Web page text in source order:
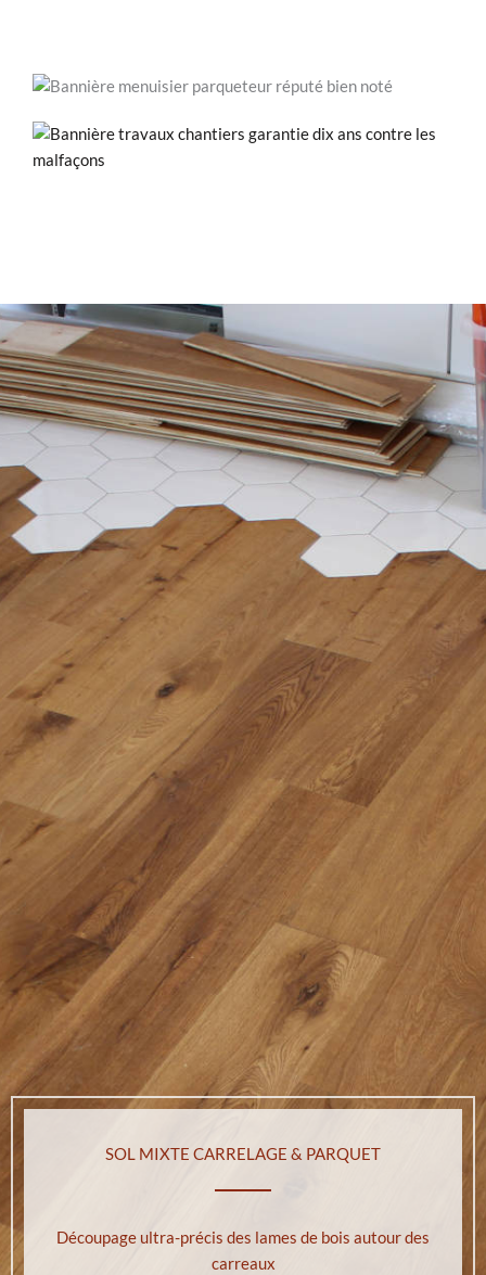
SOL MIXTE CARRELAGE & PARQUET
Découpage ultra-précis des lames de bois autour des
carreaux